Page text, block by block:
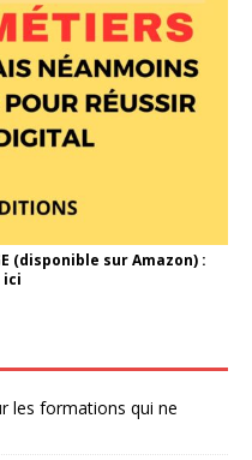
(disponible sur Amazon) :
ici
les formations qui ne